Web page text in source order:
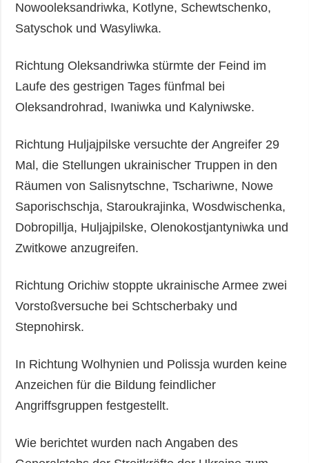
Nowooleksandriwka, Kotlyne, Schewtschenko,
Satyschok und Wasyliwka.
Richtung Oleksandriwka stürmte der Feind im
Laufe des gestrigen Tages fünfmal bei
Oleksandrohrad, Iwaniwka und Kalyniwske.
Richtung Huljajpilske versuchte der Angreifer 29
Mal, die Stellungen ukrainischer Truppen in den
Räumen von Salisnytschne, Tschariwne, Nowe
Saporischschja, Staroukrajinka, Wosdwischenka,
Dobropillja, Huljajpilske, Olenokostjantyniwka und
Zwitkowe anzugreifen.
Richtung Orichiw stoppte ukrainische Armee zwei
Vorstoßversuche bei Schtscherbaky und
Stepnohirsk.
In Richtung Wolhynien und Polissja wurden keine
Anzeichen für die Bildung feindlicher
Angriffsgruppen festgestellt.
Wie berichtet wurden nach Angaben des